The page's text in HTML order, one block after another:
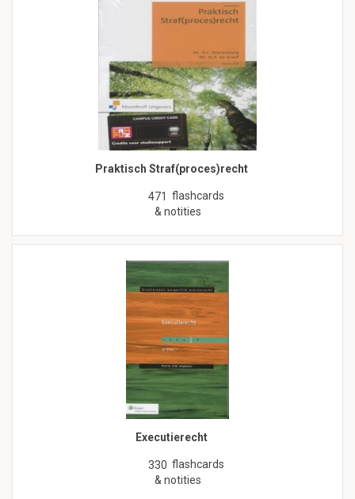
Praktisch Straf(proces)recht
471 flashcards
& notities
Executierecht
330 flashcards
& notities